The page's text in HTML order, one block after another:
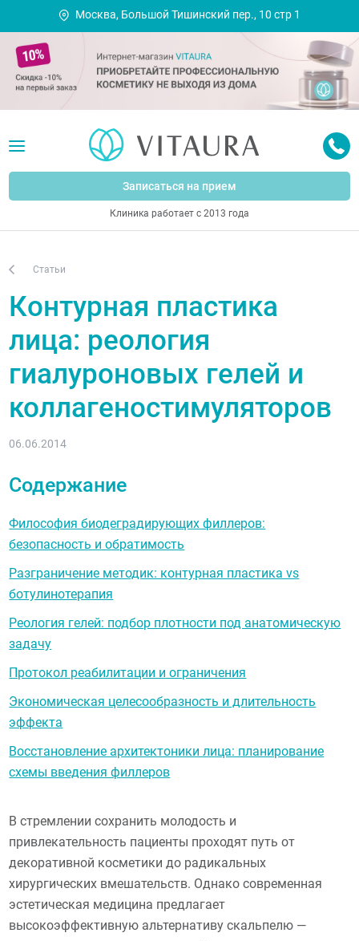
Москва, Большой Тишинский пер., 10 стр 1
Записаться на прием
Клиника работает с 2013 года
Статьи
Контурная пластика
лица: реология
гиалуроновых гелей и
коллагеностимуляторов
06.06.2014
Содержание
Философия биодеградирующих филлеров:
безопасность и обратимость
Разграничение методик: контурная пластика vs
ботулинотерапия
Реология гелей: подбор плотности под анатомическую
задачу
Протокол реабилитации и ограничения
Экономическая целесообразность и длительность
эффекта
Восстановление архитектоники лица: планирование
схемы введения филлеров
В стремлении сохранить молодость и
привлекательность пациенты проходят путь от
декоративной косметики до радикальных
хирургических вмешательств. Однако современная
эстетическая медицина предлагает
высокоэффективную альтернативу скальпелю —